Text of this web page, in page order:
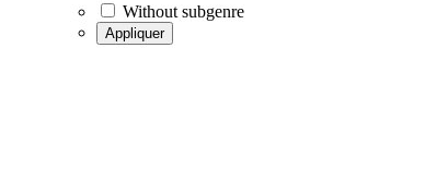
Without subgenre
Appliquer